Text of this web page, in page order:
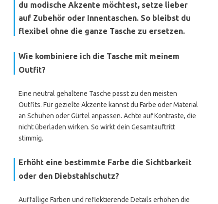
du modische Akzente möchtest, setze lieber
auf Zubehör oder Innentaschen. So bleibst du
flexibel ohne die ganze Tasche zu ersetzen.
Wie kombiniere ich die Tasche mit meinem
Outfit?
Eine neutral gehaltene Tasche passt zu den meisten
Outfits. Für gezielte Akzente kannst du Farbe oder Material
an Schuhen oder Gürtel anpassen. Achte auf Kontraste, die
nicht überladen wirken. So wirkt dein Gesamtauftritt
stimmig.
Erhöht eine bestimmte Farbe die Sichtbarkeit
oder den Diebstahlschutz?
Auffällige Farben und reflektierende Details erhöhen die